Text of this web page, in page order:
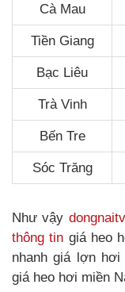
Cà Mau
Tiền Giang
Bạc Liêu
Trà Vinh
Bến Tre
Sóc Trăng
Như vậy
thông tin giá heo
nhanh giá lợn hơi
giá heo hơi miền